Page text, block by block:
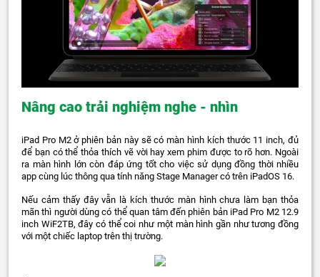
Nâng cao trải nghiệm nghe - nhìn
iPad Pro M2 ở phiên bản này sẽ có màn hình kích thước 11 inch, đủ
để bạn có thể thỏa thích vẽ vời hay xem phim được to rõ hơn. Ngoài
ra màn hình lớn còn đáp ứng tốt cho việc sử dụng đồng thời nhiều
app cùng lúc thông qua tính năng Stage Manager có trên iPadOS 16.
Nếu cảm thấy đây vẫn là kích thước màn hình chưa làm bạn thỏa
mãn thì người dùng có thể quan tâm đến phiên bản iPad Pro M2 12.9
inch WiF2TB, đây có thể coi như một màn hình gần như tương đồng
với một chiếc laptop trên thị trường.